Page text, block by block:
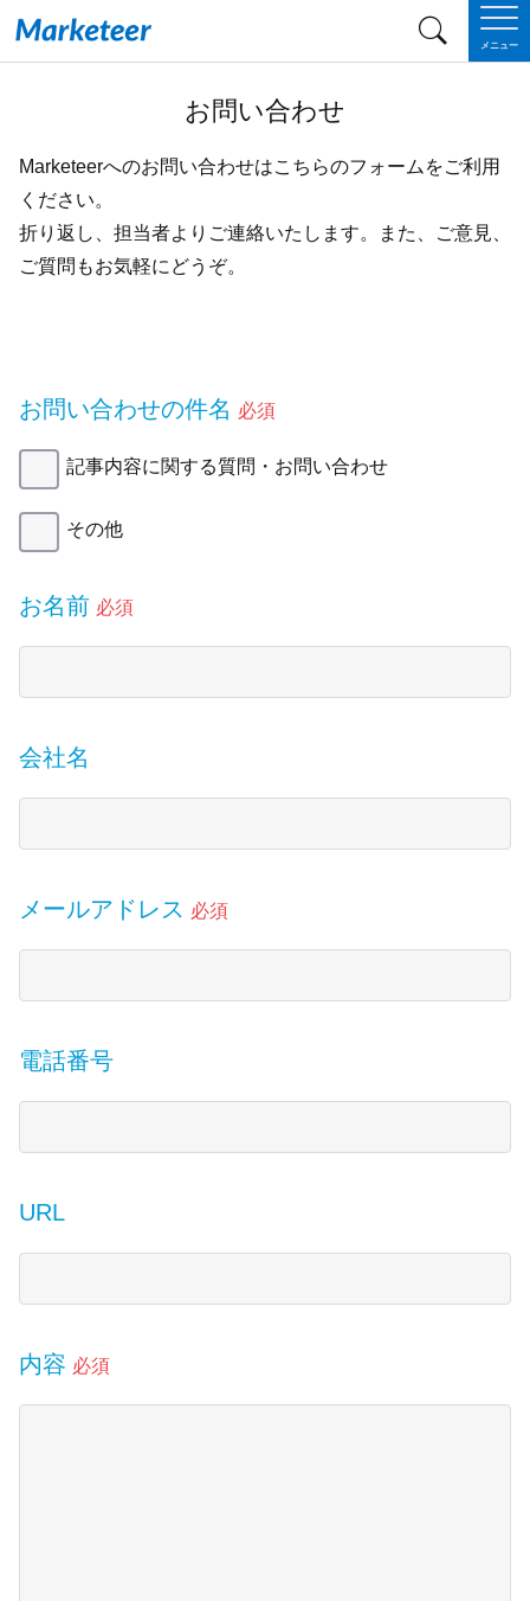
メニュー
お問い合わせ
Marketeerへのお問い合わせはこちらのフォームをご利用
ください。
折り返し、担当者よりご連絡いたします。また、ご意見、
ご質問もお気軽にどうぞ。
お問い合わせの件名 必須
記事内容に関する質問・お問い合わせ
その他
お名前 必須
会社名
メールアドレス 必須
電話番号
URL
内容 必須